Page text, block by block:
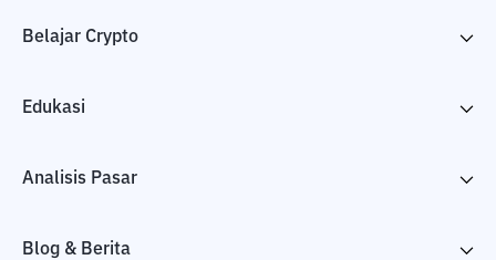
Belajar Crypto
Edukasi
Analisis Pasar
Blog & Berita